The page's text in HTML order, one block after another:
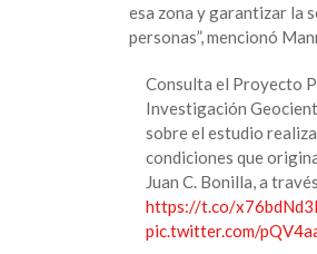
esa zona y garantizar la
personas”, mencionó
Consulta el Proyecto
Investigación
sobre el estudio
condiciones que
Juan C. Bonilla, a
https://t.co/
pic.twitter.com/